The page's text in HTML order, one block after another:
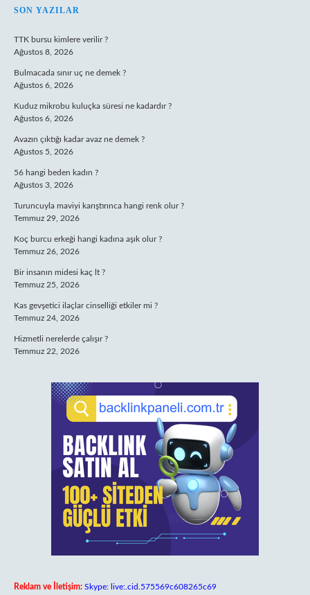
SIDEBAR
SON YAZILAR
TTK bursu kimlere verilir ?
Ağustos 8, 2026
Bulmacada sınır uç ne demek ?
Ağustos 6, 2026
Kuduz mikrobu kuluçka süresi ne kadardır ?
Ağustos 6, 2026
Avazın çıktığı kadar avaz ne demek ?
Ağustos 5, 2026
56 hangi beden kadın ?
Ağustos 3, 2026
Turuncuyla maviyi karıştırınca hangi renk olur ?
Temmuz 29, 2026
Koç burcu erkeği hangi kadına aşık olur ?
Temmuz 26, 2026
Bir insanın midesi kaç lt ?
Temmuz 25, 2026
Kas gevşetici ilaçlar cinselliği etkiler mi ?
Temmuz 24, 2026
Hizmetli nerelerde çalışır ?
Temmuz 22, 2026
Reklam ve İletişim: Skype: live:.cid.575569c608265c69